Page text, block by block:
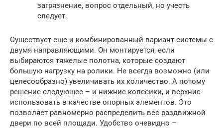
загрязнение, вопрос отдельный, но учесть
следует.
Существует еще и комбинированный вариант системы с
двумя направляющими. Он монтируется, если
выбираются тяжелые полотна, которые создают
большую нагрузку на ролики. Не всегда возможно (или
целесообразно) увеличивать их количество. А потому
решение следующее – и нижние колесики, и верхние
использовать в качестве опорных элементов. Это
позволяет равномерно распределить вес раздвижной
двери по всей площади. Удобство очевидно –